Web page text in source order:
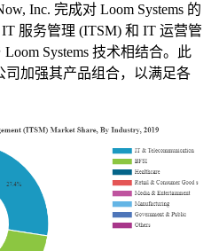
Inc. 完成对 Loom Systems 的
服务管理 (ITSM) 和 IT 运营管
Systems 技术相结合。此
司加强其产品组合，以满足各